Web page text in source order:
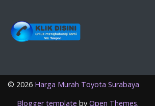
© 2026 Harga Murah Toyota Surabaya
Blogger template by Open Themes.